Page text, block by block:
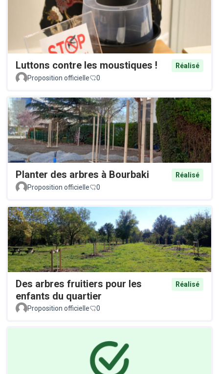
Luttons contre les moustiques !
Réalisé
Proposition officielle
0
Planter des arbres à Bourbaki
Réalisé
Proposition officielle
0
Des arbres fruitiers pour les
enfants du quartier
Réalisé
Proposition officielle 0